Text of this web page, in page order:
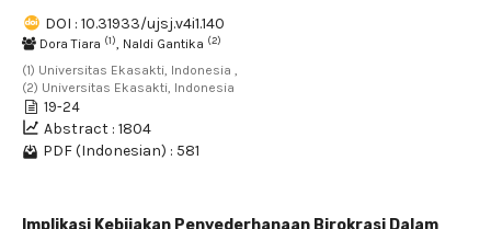
DOI : 10.31933/ujsj.v4i1.140
Dora Tiara (1), Naldi Gantika (2)
(1) Universitas Ekasakti, Indonesia ,
(2) Universitas Ekasakti, Indonesia
19-24
Abstract : 1804
PDF (Indonesian) : 581
Implikasi Kebijakan Penyederhanaan Birokrasi Dalam